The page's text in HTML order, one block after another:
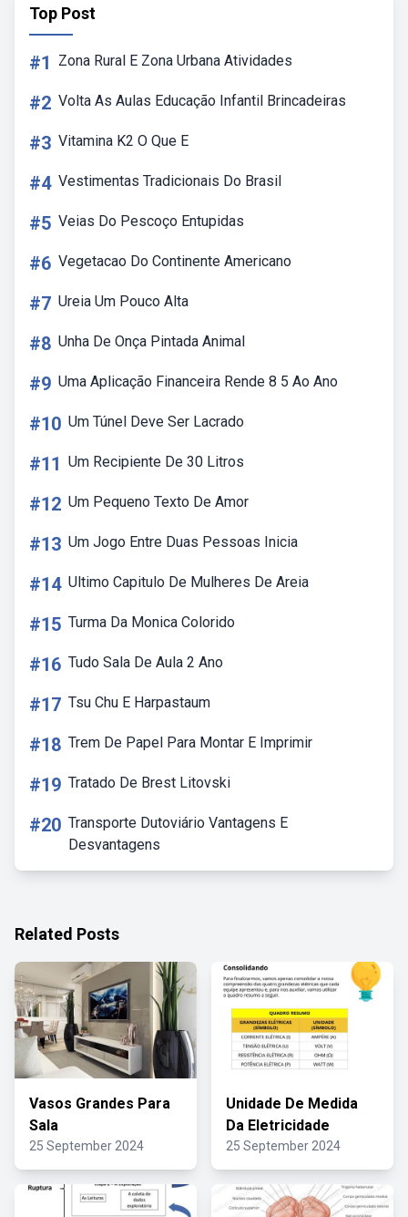
Top Post
#1 Zona Rural E Zona Urbana Atividades
#2 Volta As Aulas Educação Infantil Brincadeiras
#3 Vitamina K2 O Que E
#4 Vestimentas Tradicionais Do Brasil
#5 Veias Do Pescoço Entupidas
#6 Vegetacao Do Continente Americano
#7 Ureia Um Pouco Alta
#8 Unha De Onça Pintada Animal
#9 Uma Aplicação Financeira Rende 8 5 Ao Ano
#10 Um Túnel Deve Ser Lacrado
#11 Um Recipiente De 30 Litros
#12 Um Pequeno Texto De Amor
#13 Um Jogo Entre Duas Pessoas Inicia
#14 Ultimo Capitulo De Mulheres De Areia
#15 Turma Da Monica Colorido
#16 Tudo Sala De Aula 2 Ano
#17 Tsu Chu E Harpastaum
#18 Trem De Papel Para Montar E Imprimir
#19 Tratado De Brest Litovski
#20 Transporte Dutoviário Vantagens E
Desvantagens
Related Posts
Vasos Grandes Para
Sala
25 September 2024
Unidade De Medida
Da Eletricidade
25 September 2024